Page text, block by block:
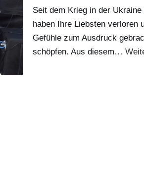
Seit dem Krieg in der
haben Ihre Liebsten verloren
Gefühle zum Ausdruck
schöpfen. Aus diesem…